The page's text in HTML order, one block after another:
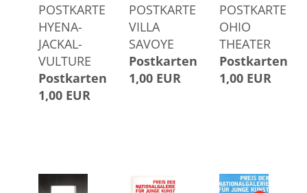
POSTKARTE
HYENA-
JACKAL-
VULTURE
Postkarten
1,00 EUR
POSTKARTE
VILLA
SAVOYE
Postkarten
1,00 EUR
POSTKARTE
OHIO
THEATER
Postkarten
1,00 EUR